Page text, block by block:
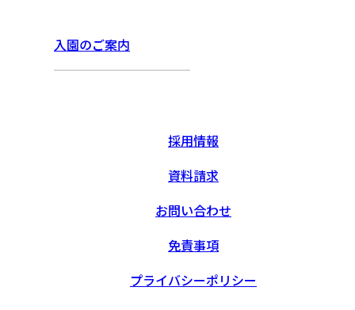
入園のご案内
採用情報
資料請求
お問い合わせ
免責事項
プライバシーポリシー